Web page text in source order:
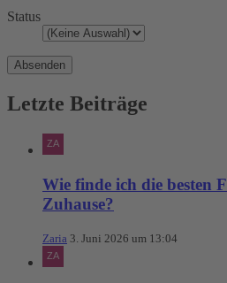
Status
Letzte Beiträge
Wie finde ich die besten
Zuhause?
Zaria 3. Juni 2026 um 13:04